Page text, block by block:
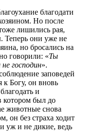
благодати
Но после
лишились рая,
Теперь они уже не
но бросались на
говорили: «Ты
господин».
заповедей
Богу, он вновь
и
котором был до
животные снова
он без страха ходит
уж и не дикие, ведь